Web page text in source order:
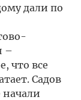
дали по
–
что все
Садов